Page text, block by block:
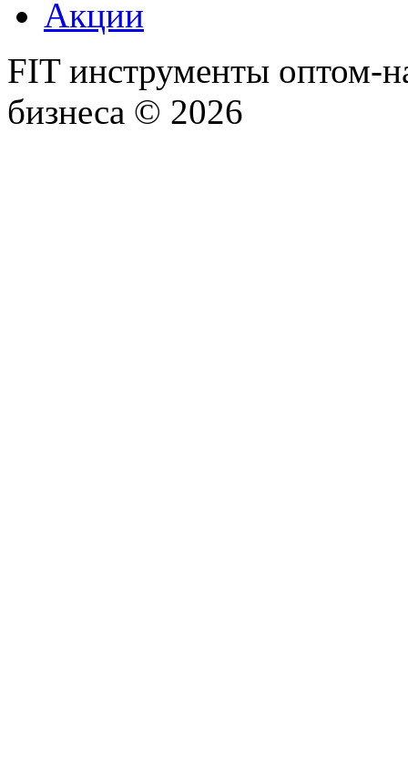
Акции
FIT инструменты оптом-
бизнеса © 2026